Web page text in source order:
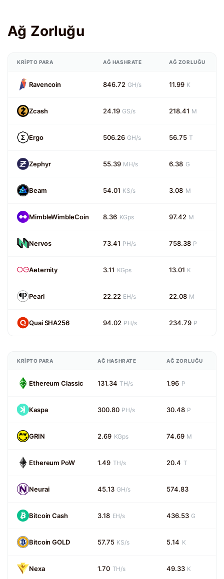
Ağ Zorluğu
KRIPTO PARA AĞ HASHRATE AĞ ZORLUĞU
Ravencoin 846.72 GH/s 11.99 K
Zcash 24.19 GS/s 218.41 M
Ergo 506.26 GH/s 56.75 T
Zephyr 55.39 MH/s 6.38 G
Beam 54.01 KS/s 3.08 M
MimbleWimbleCoin 8.36 KGps 97.42 M
Nervos 73.41 PH/s 758.38 P
Aeternity 3.11 KGps 13.01 K
Pearl 22.22 EH/s 22.08 M
Quai SHA256 94.02 PH/s 234.79 P
KRIPTO PARA AĞ HASHRATE AĞ ZORLUĞU
Ethereum Classic 131.34 TH/s 1.96 P
Kaspa 300.80 PH/s 30.48 P
GRIN 2.69 KGps 74.69 M
Ethereum PoW 1.49 TH/s 20.4 T
Neurai 45.13 GH/s 574.83
Bitcoin Cash 3.18 EH/s 436.53 G
Bitcoin GOLD 57.75 KS/s 5.14 K
Nexa 1.70 TH/s 49.33 K